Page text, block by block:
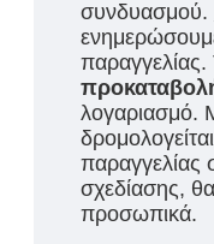
συνδυασμού.
λογαριασμό.
παραγγελίας
σχεδίασης,
προσωπικά.